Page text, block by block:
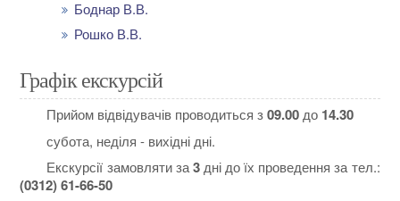
Боднар В.В.
Рошко В.В.
Графік екскурсій
Прийом відвідувачів проводиться з09.00до 14.30
субота, неділя - вихідні дні.
Екскурсії замовляти за3дні до їх проведення за тел.:
(0312) 61-66-50